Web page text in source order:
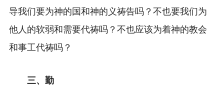
导我们要为神的国和神的义祷告吗？不也要我们为
他人的软弱和需要代祷吗？不也应该为着神的教会
和事工代祷吗？
三、勤